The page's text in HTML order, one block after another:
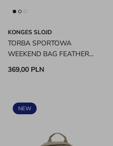
KONGES SLOJD
TORBA SPORTOWA
WEEKEND BAG FEATHER
GRAY KONGES SLOJD
369,00 PLN
NEW